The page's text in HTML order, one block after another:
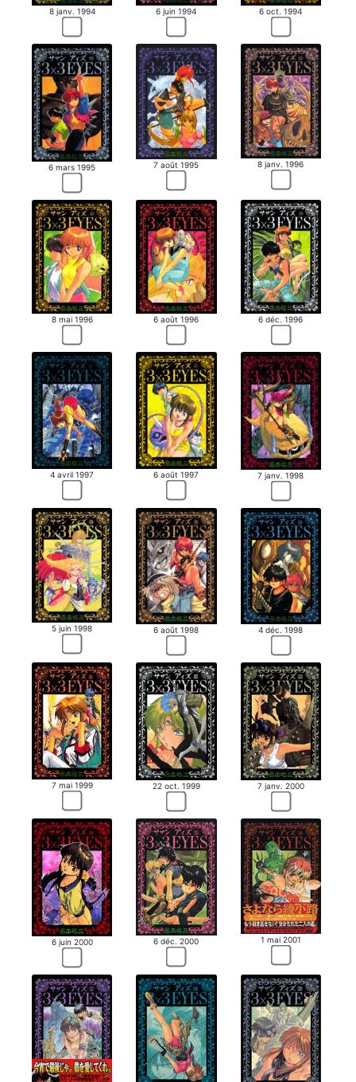
8 janv. 1994 6 juin 1994 6 oct. 1994
6 mars 1995 7 août 1995 8 janv. 1996
8 mai 1996 6 août 1996 6 déc. 1996
4 avril 1997 6 août 1997 7 janv. 1998
5 juin 1998 6 août 1998 4 déc. 1998
7 mai 1999 22 oct. 1999 7 janv. 2000
6 juin 2000 6 déc. 2000 1 mai 2001